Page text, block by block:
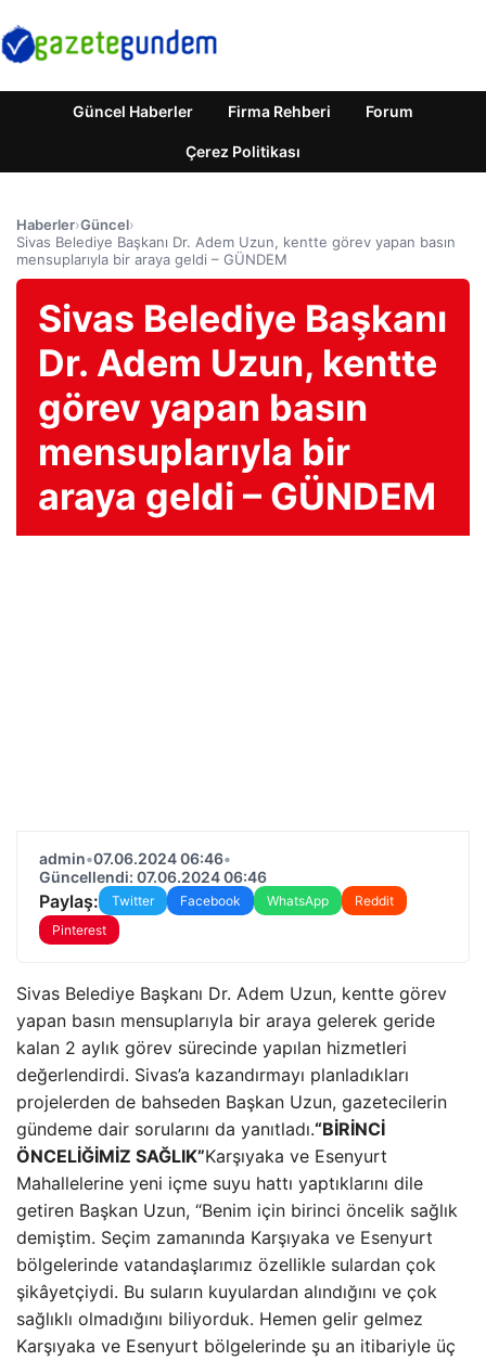
Güncel Haberler Firma Rehberi Forum
Çerez Politikası
Haberler›Güncel›
Sivas Belediye Başkanı Dr. Adem Uzun, kentte görev yapan basın
mensuplarıyla bir araya geldi – GÜNDEM
Sivas Belediye Başkanı
Dr. Adem Uzun, kentte
görev yapan basın
mensuplarıyla bir
araya geldi – GÜNDEM
admin•07.06.2024 06:46•
Güncellendi: 07.06.2024 06:46
Paylaş: Twitter Facebook WhatsApp
Reddit
Pinterest
Sivas Belediye Başkanı Dr. Adem Uzun, kentte görev
yapan basın mensuplarıyla bir araya gelerek geride
kalan 2 aylık görev sürecinde yapılan hizmetleri
değerlendirdi. Sivas’a kazandırmayı planladıkları
projelerden de bahseden Başkan Uzun, gazetecilerin
gündeme dair sorularını da yanıtladı.“BİRİNCİ
ÖNCELİĞİMİZ SAĞLIK”Karşıyaka ve Esenyurt
Mahallelerine yeni içme suyu hattı yaptıklarını dile
getiren Başkan Uzun, “Benim için birinci öncelik sağlık
demiştim. Seçim zamanında Karşıyaka ve Esenyurt
bölgelerinde vatandaşlarımız özellikle sulardan çok
şikâyetçiydi. Bu suların kuyulardan alındığını ve çok
sağlıklı olmadığını biliyorduk. Hemen gelir gelmez
Karşıyaka ve Esenyurt bölgelerinde şu an itibariyle üç